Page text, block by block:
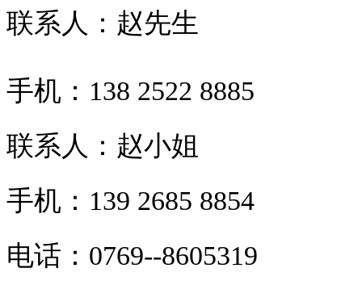
联系人：赵先生
手机：138 2522 8885
联系人：赵小姐
手机：139 2685 8854
电话：0769--8605319